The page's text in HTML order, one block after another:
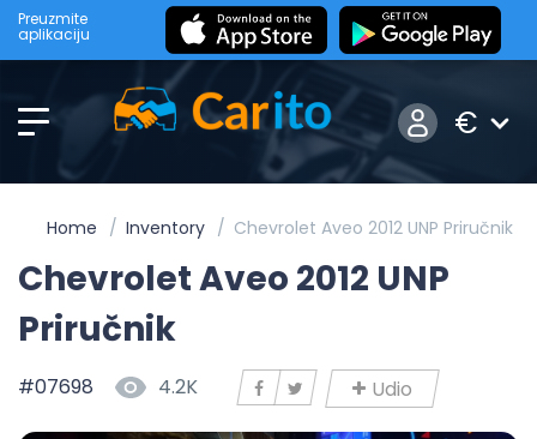
Preuzmite
aplikaciju
€
Home Inventory Chevrolet Aveo 2012 UNP Priručnik
Chevrolet Aveo 2012 UNP
Priručnik
#07698 4.2K Udio